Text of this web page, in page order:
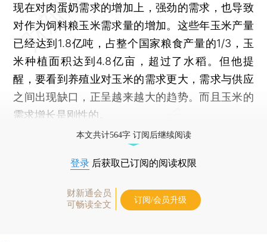
现在对肉蛋奶需求的增加上，强劲的需求，也导致
对作为饲料粮玉米需求量的增加。这些年玉米产量
已经达到1.8亿吨，占整个国家粮食产量的1/3，玉
米种植面积达到4.8亿亩，超过了水稻。但他提
醒，要看到养殖业对玉米的需求更大，需求与供应
之间出现缺口，正呈越来越大的趋势。而且玉米的
需求增长是刚性的。
本文共计564字 订阅后继续阅读
登录 后获取已订阅的阅读权限
财新通会员
可畅读全文
订阅/会员升级